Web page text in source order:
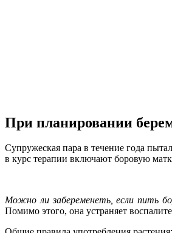
При планировании
Супружеская пара в течение года
в курс терапии включают боровую
Можно ли забеременеть, если пить
Помимо этого, она устраняет